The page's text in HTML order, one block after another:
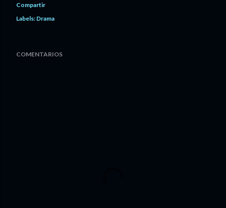
Compartir
Labels: Drama
COMENTARIOS